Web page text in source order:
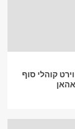
קוהלי סוף